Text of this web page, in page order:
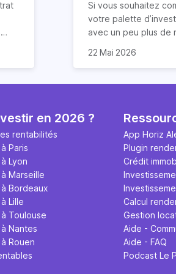
:
Si vous souhaitez
votre palette
avec un peu plus de
dans l’immobilier ou
Durée) peut être
de la location
condition de
compte quelques
et surtout, à
pas tout miser
nous y reviendrons.
4 conseils précieux
réussir votre
location Airbnb !
22 Mai 2026
en 2026 ?
rentabilités
Paris
Lyon
Marseille
Bordeaux
Lille
Toulouse
Nantes
Rouen
App Horiz
Plugin
Crédit
Calcul
Gestion
Aide -
Aide - FAQ
Podcast Le